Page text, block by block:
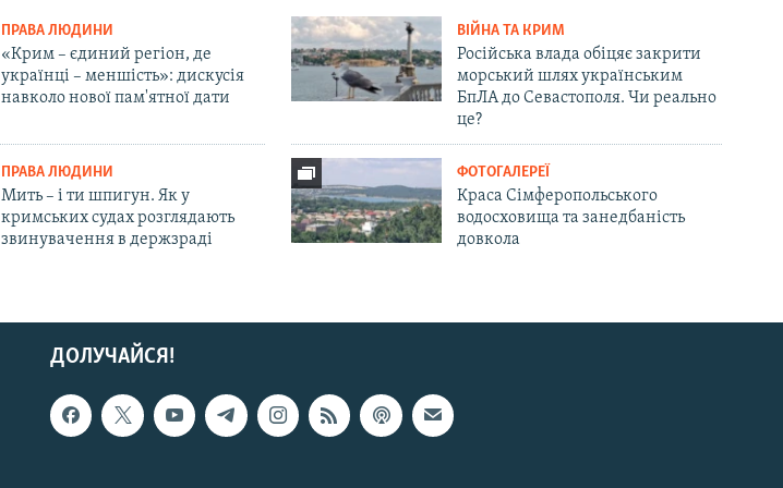
ПРАВА ЛЮДИНИ
«Крим – єдиний регіон, де
українці – меншість»: дискусія
навколо нової пам'ятної дати
ВІЙНА ТА КРИМ
Російська влада обіцяє закрити
морський шлях українським
БпЛА до Севастополя. Чи реально
це?
ПРАВА ЛЮДИНИ
Мить – і ти шпигун. Як у
кримських судах розглядають
звинувачення в держзраді
ФОТОГАЛЕРЕЇ
Краса Сімферопольського
водосховища та занедбаність
довкола
ДОЛУЧАЙСЯ!